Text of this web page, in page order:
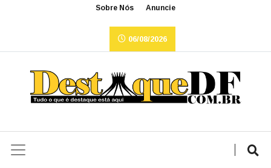
Sobre Nós Anuncie
06/08/2026